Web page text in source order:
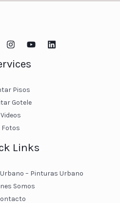
Pisos
Gotele
Videos
Fotos
Links
– Pinturas Urbano
Somos